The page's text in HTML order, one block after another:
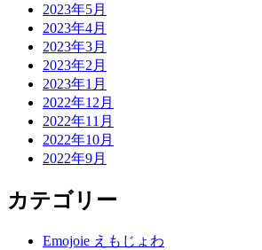
2023年5月
2023年4月
2023年3月
2023年2月
2023年1月
2022年12月
2022年11月
2022年10月
2022年9月
カテゴリー
Emojoie えもじょわ